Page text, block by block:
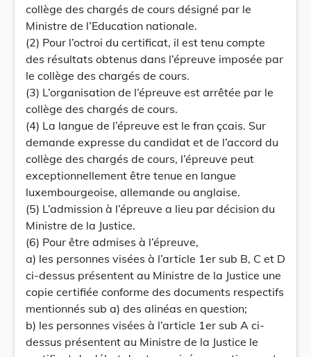
collège des chargés de cours désigné par le
Ministre de l’Education nationale.
(2) Pour l’octroi du certificat, il est tenu compte
des résultats obtenus dans l’épreuve imposée par
le collège des chargés de cours.
(3) L’organisation de l’épreuve est arrêtée par le
collège des chargés de cours.
(4) La langue de l’épreuve est le fran çcais. Sur
demande expresse du candidat et de l’accord du
collège des chargés de cours, l’épreuve peut
exceptionnellement être tenue en langue
luxembourgeoise, allemande ou anglaise.
(5) L’admission à l’épreuve a lieu par décision du
Ministre de la Justice.
(6) Pour être admises à l’épreuve,
a) les personnes visées à l’article 1er sub B, C et D
ci-dessus présentent au Ministre de la Justice une
copie certifiée conforme des documents respectifs
mentionnés sub a) des alinéas en question;
b) les personnes visées à l’article 1er sub A ci-
dessus présentent au Ministre de la Justice le